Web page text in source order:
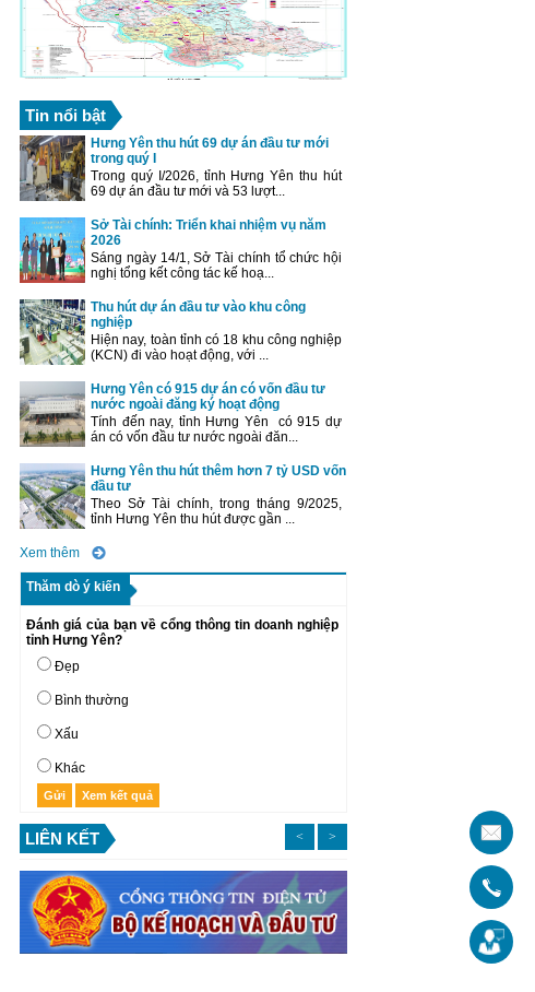
Tin nổi bật
Hưng Yên thu hút 69 dự án đầu tư mới
trong quý I
Trong quý I/2026, tỉnh Hưng Yên thu hút
69 dự án đầu tư mới và 53 lượt...
Sở Tài chính: Triển khai nhiệm vụ năm
2026
Sáng ngày 14/1, Sở Tài chính tổ chức hội
nghị tổng kết công tác kế hoạ...
Thu hút dự án đầu tư vào khu công
nghiệp
Hiện nay, toàn tỉnh có 18 khu công nghiệp
(KCN) đi vào hoạt động, với ...
Hưng Yên có 915 dự án có vốn đầu tư
nước ngoài đăng ký hoạt động
Tính đến nay, tỉnh Hưng Yên có 915 dự
án có vốn đầu tư nước ngoài đăn...
Hưng Yên thu hút thêm hơn 7 tỷ USD vốn
đầu tư
Theo Sở Tài chính, trong tháng 9/2025,
tỉnh Hưng Yên thu hút được gần ...
Xem thêm
Thăm dò ý kiến
Đánh giá của bạn về cổng thông tin doanh nghiệp
tỉnh Hưng Yên?
Đẹp
Bình thường
Xấu
Khác
LIÊN KẾT >
<